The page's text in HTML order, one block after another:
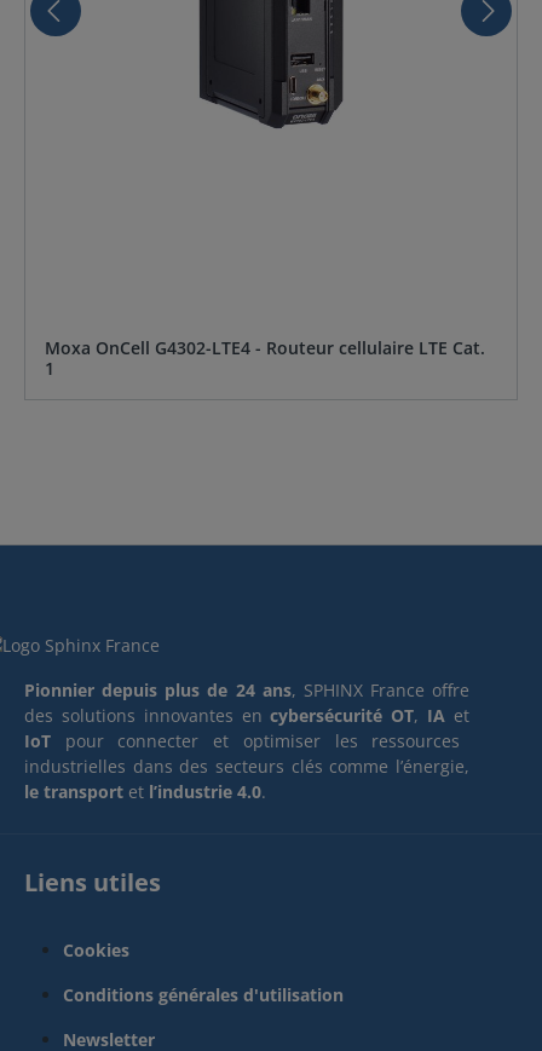
Moxa OnCell G4302-LTE4 - Routeur cellulaire LTE Cat.
1
Pionnier depuis plus de 24 ans, SPHINX France offre
des solutions innovantes encybersécurité OT, IA et
IoT pour connecter et optimiser les ressources
industrielles dans des secteurs clés comme l’énergie,
le transport et l’industrie 4.0.
Liens utiles
Cookies
Conditions générales d'utilisation
Newsletter